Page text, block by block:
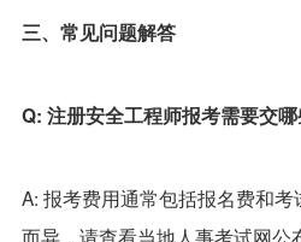
三、常见问题解答
Q: 注册安全工程师报考需要交哪
A: 报考费用通常包括报名费和
而异，请查看当地人事考试网公